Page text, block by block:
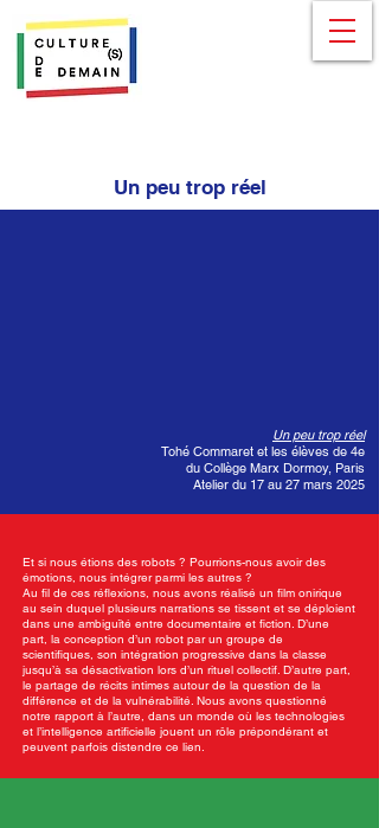
Un peu trop réel
Un peu trop réel
Tohé Commaret et les élèves de 4e
du Collège Marx Dormoy, Paris
Atelier du 17 au 27 mars 2025
Et si nous étions des robots ? Pourrions-nous avoir des
émotions, nous intégrer parmi les autres ?
Au fil de ces réflexions, nous avons réalisé un film onirique
au sein duquel plusieurs narrations se tissent et se déploient
dans une ambiguïté entre documentaire et fiction. D’une
part, la conception d’un robot par un groupe de
scientifiques, son intégration progressive dans la classe
jusqu’à sa désactivation lors d’un rituel collectif. D’autre part,
le partage de récits intimes autour de la question de la
différence et de la vulnérabilité. Nous avons questionné
notre rapport à l’autre, dans un monde où les technologies
et l’intelligence artificielle jouent un rôle prépondérant et
peuvent parfois distendre ce lien.